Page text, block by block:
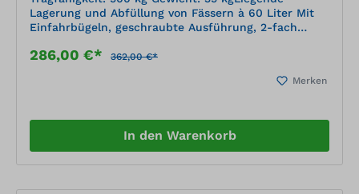
Lagerung und Abfüllung von Fässern à 60 Liter Mit
Einfahrbügeln, geschraubte Ausführung, 2-fach
Übereinstimmungserklärung (ÜHP) gem. StawaR
286,00 €* 362,00 €*
Merken
In den Warenkorb